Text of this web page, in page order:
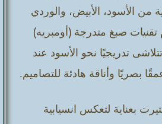
من الأسود، الأبيض، والوردي
تقنيات صبغ متدرجة (أومبريه)
تدريجيًا نحو الأسود عند
بصريًا وأناقة هادئة للتصاميم.
بعناية لتعكس انسيابية